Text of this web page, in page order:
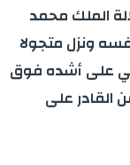
الملك محمد
ونزل متجولا
على أشده فوق
القادر على